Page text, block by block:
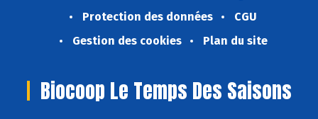
Protection des données
CGU
Gestion des cookies
Plan du site
Biocoop Le Temps Des Saisons